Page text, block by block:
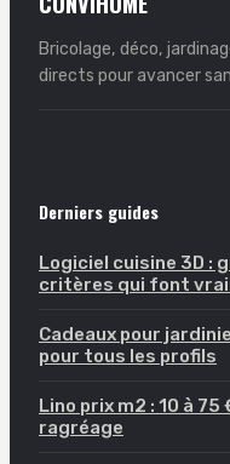
Bricolage, déco,
directs pour avancer
Derniers guides
Logiciel cuisine 3D :
critères qui font
Cadeaux pour
pour tous les profils
Lino prix m2 : 10 à
ragréage